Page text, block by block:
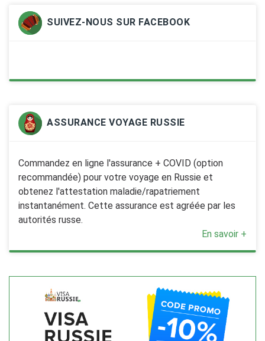
SUIVEZ-NOUS SUR FACEBOOK
ASSURANCE VOYAGE RUSSIE
Commandez en ligne l'assurance + COVID (option
recommandée) pour votre voyage en Russie et
obtenez l'attestation maladie/rapatriement
instantanément. Cette assurance est agréée par les
autorités russe.
En savoir +